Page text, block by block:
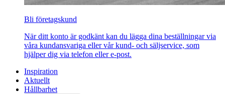
Bli företagskund
När ditt konto är godkänt kan du lägga dina beställningar via
våra kundansvariga eller vår kund- och säljservice, som
hjälper dig via telefon eller e-post.
Inspiration
Aktuellt
Hållbarhet